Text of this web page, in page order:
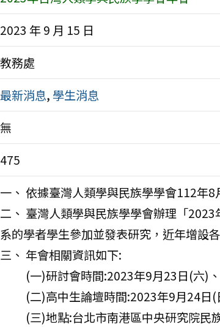
2023 年 9 月 15 日
教務處
最新消息, 學生消息
無
475
一、 依據臺灣人類學與民族學學會112年
二、 臺灣人類學與民族學學會辦理「
系的學者學生參加並發表研究，近年增設
三、 年會相關資訊如下:
(一)研討會時間:2023年9月23日(六)、
(二)高中生論壇時間:2023年9月24日(
(三)地點:台北市南港區中央研究院民